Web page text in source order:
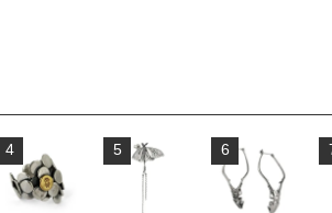
4 5 6